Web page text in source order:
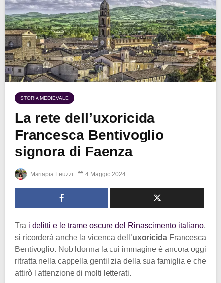
STORIA MEDIEVALE
La rete dell’uxoricida
Francesca Bentivoglio
signora di Faenza
Mariapia Leuzzi 4 Maggio 2024
Tra i delitti e le trame oscure del Rinascimento italiano,
si ricorderà anche la vicenda dell’uxoricida Francesca
Bentivoglio. Nobildonna la cui immagine è ancora oggi
ritratta nella cappella gentilizia della sua famiglia e che
attirò l’attenzione di molti letterati.